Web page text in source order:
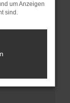
nicht mehr
versucht
der
um Anzeigen
sind.